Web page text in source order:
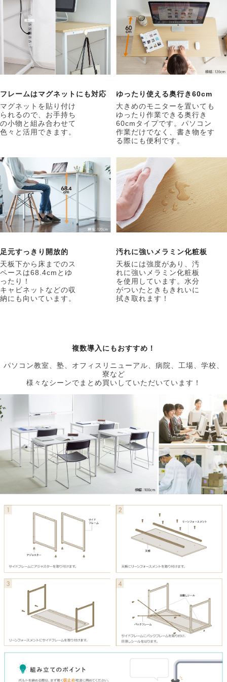
フレームはマグネットにも対応
マグネットを貼り付け
られるので、お手持ち
の小物と組み合わせて
色々と活用できます。
ゆったり使える奥行き60cm
大きめのモニターを置いても
ゆったり作業できる奥行き
60cmタイプです。パソコン
作業だけでなく、書き物をす
る際にも便利です。
足元すっきり開放的
天板下から床までのス
ペースは68.4cmとゆ
ったり！
キャビネットなどの収
納にも向いています。
汚れに強いメラミン化粧板
天板には強度があり、汚
れに強いメラミン化粧板
を使用しています。水分
がついたときもきれいに
拭き取れます！
複数導入にもおすすめ！
パソコン教室、塾、オフィスリニューアル、病院、工場、学校、
寮など
様々なシーンでまとめ買いしていただいています！